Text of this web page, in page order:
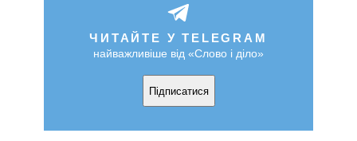
ЧИТАЙТЕ У TELEGRAM
найважливіше від «Слово і діло»
Підписатися